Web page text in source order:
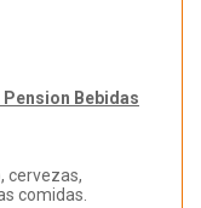
Bebidas
cervezas,
comidas.